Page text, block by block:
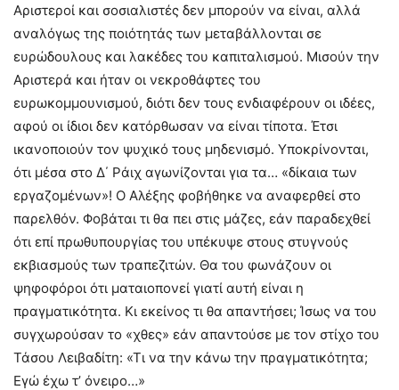
Αριστεροί και σοσιαλιστές δεν μπορούν να είναι, αλλά
αναλόγως της ποιότητάς των μεταβάλλονται σε
ευρώδουλους και λακέδες του καπιταλισμού. Μισούν την
Αριστερά και ήταν οι νεκροθάφτες του
ευρωκομμουνισμού, διότι δεν τους ενδιαφέρουν οι ιδέες,
αφού οι ίδιοι δεν κατόρθωσαν να είναι τίποτα. Έτσι
ικανοποιούν τον ψυχικό τους μηδενισμό. Υποκρίνονται,
ότι μέσα στο Δ΄ Ράιχ αγωνίζονται για τα… «δίκαια των
εργαζομένων»! Ο Αλέξης φοβήθηκε να αναφερθεί στο
παρελθόν. Φοβάται τι θα πει στις μάζες, εάν παραδεχθεί
ότι επί πρωθυπουργίας του υπέκυψε στους στυγνούς
εκβιασμούς των τραπεζιτών. Θα του φωνάζουν οι
ψηφοφόροι ότι ματαιοπονεί γιατί αυτή είναι η
πραγματικότητα. Κι εκείνος τι θα απαντήσει; Ίσως να του
συγχωρούσαν το «χθες» εάν απαντούσε με τον στίχο του
Τάσου Λειβαδίτη: «Τι να την κάνω την πραγματικότητα;
Εγώ έχω τ’ όνειρο…»